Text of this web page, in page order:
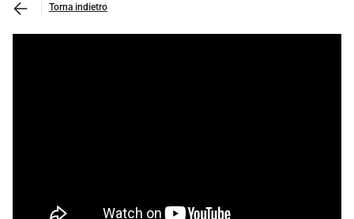
Torna indietro